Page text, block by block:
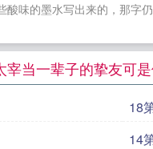
mafia交
都是对方
能会更换
长的名
你！ 5
酸味的墨水写出来的，那字
宰当一辈子的挚友可
18
14